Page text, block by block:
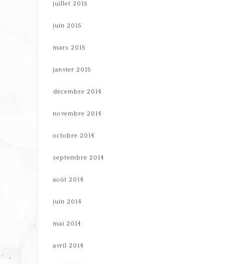
juillet 2015
juin 2015
mars 2015
janvier 2015
décembre 2014
novembre 2014
octobre 2014
septembre 2014
août 2014
juin 2014
mai 2014
avril 2014